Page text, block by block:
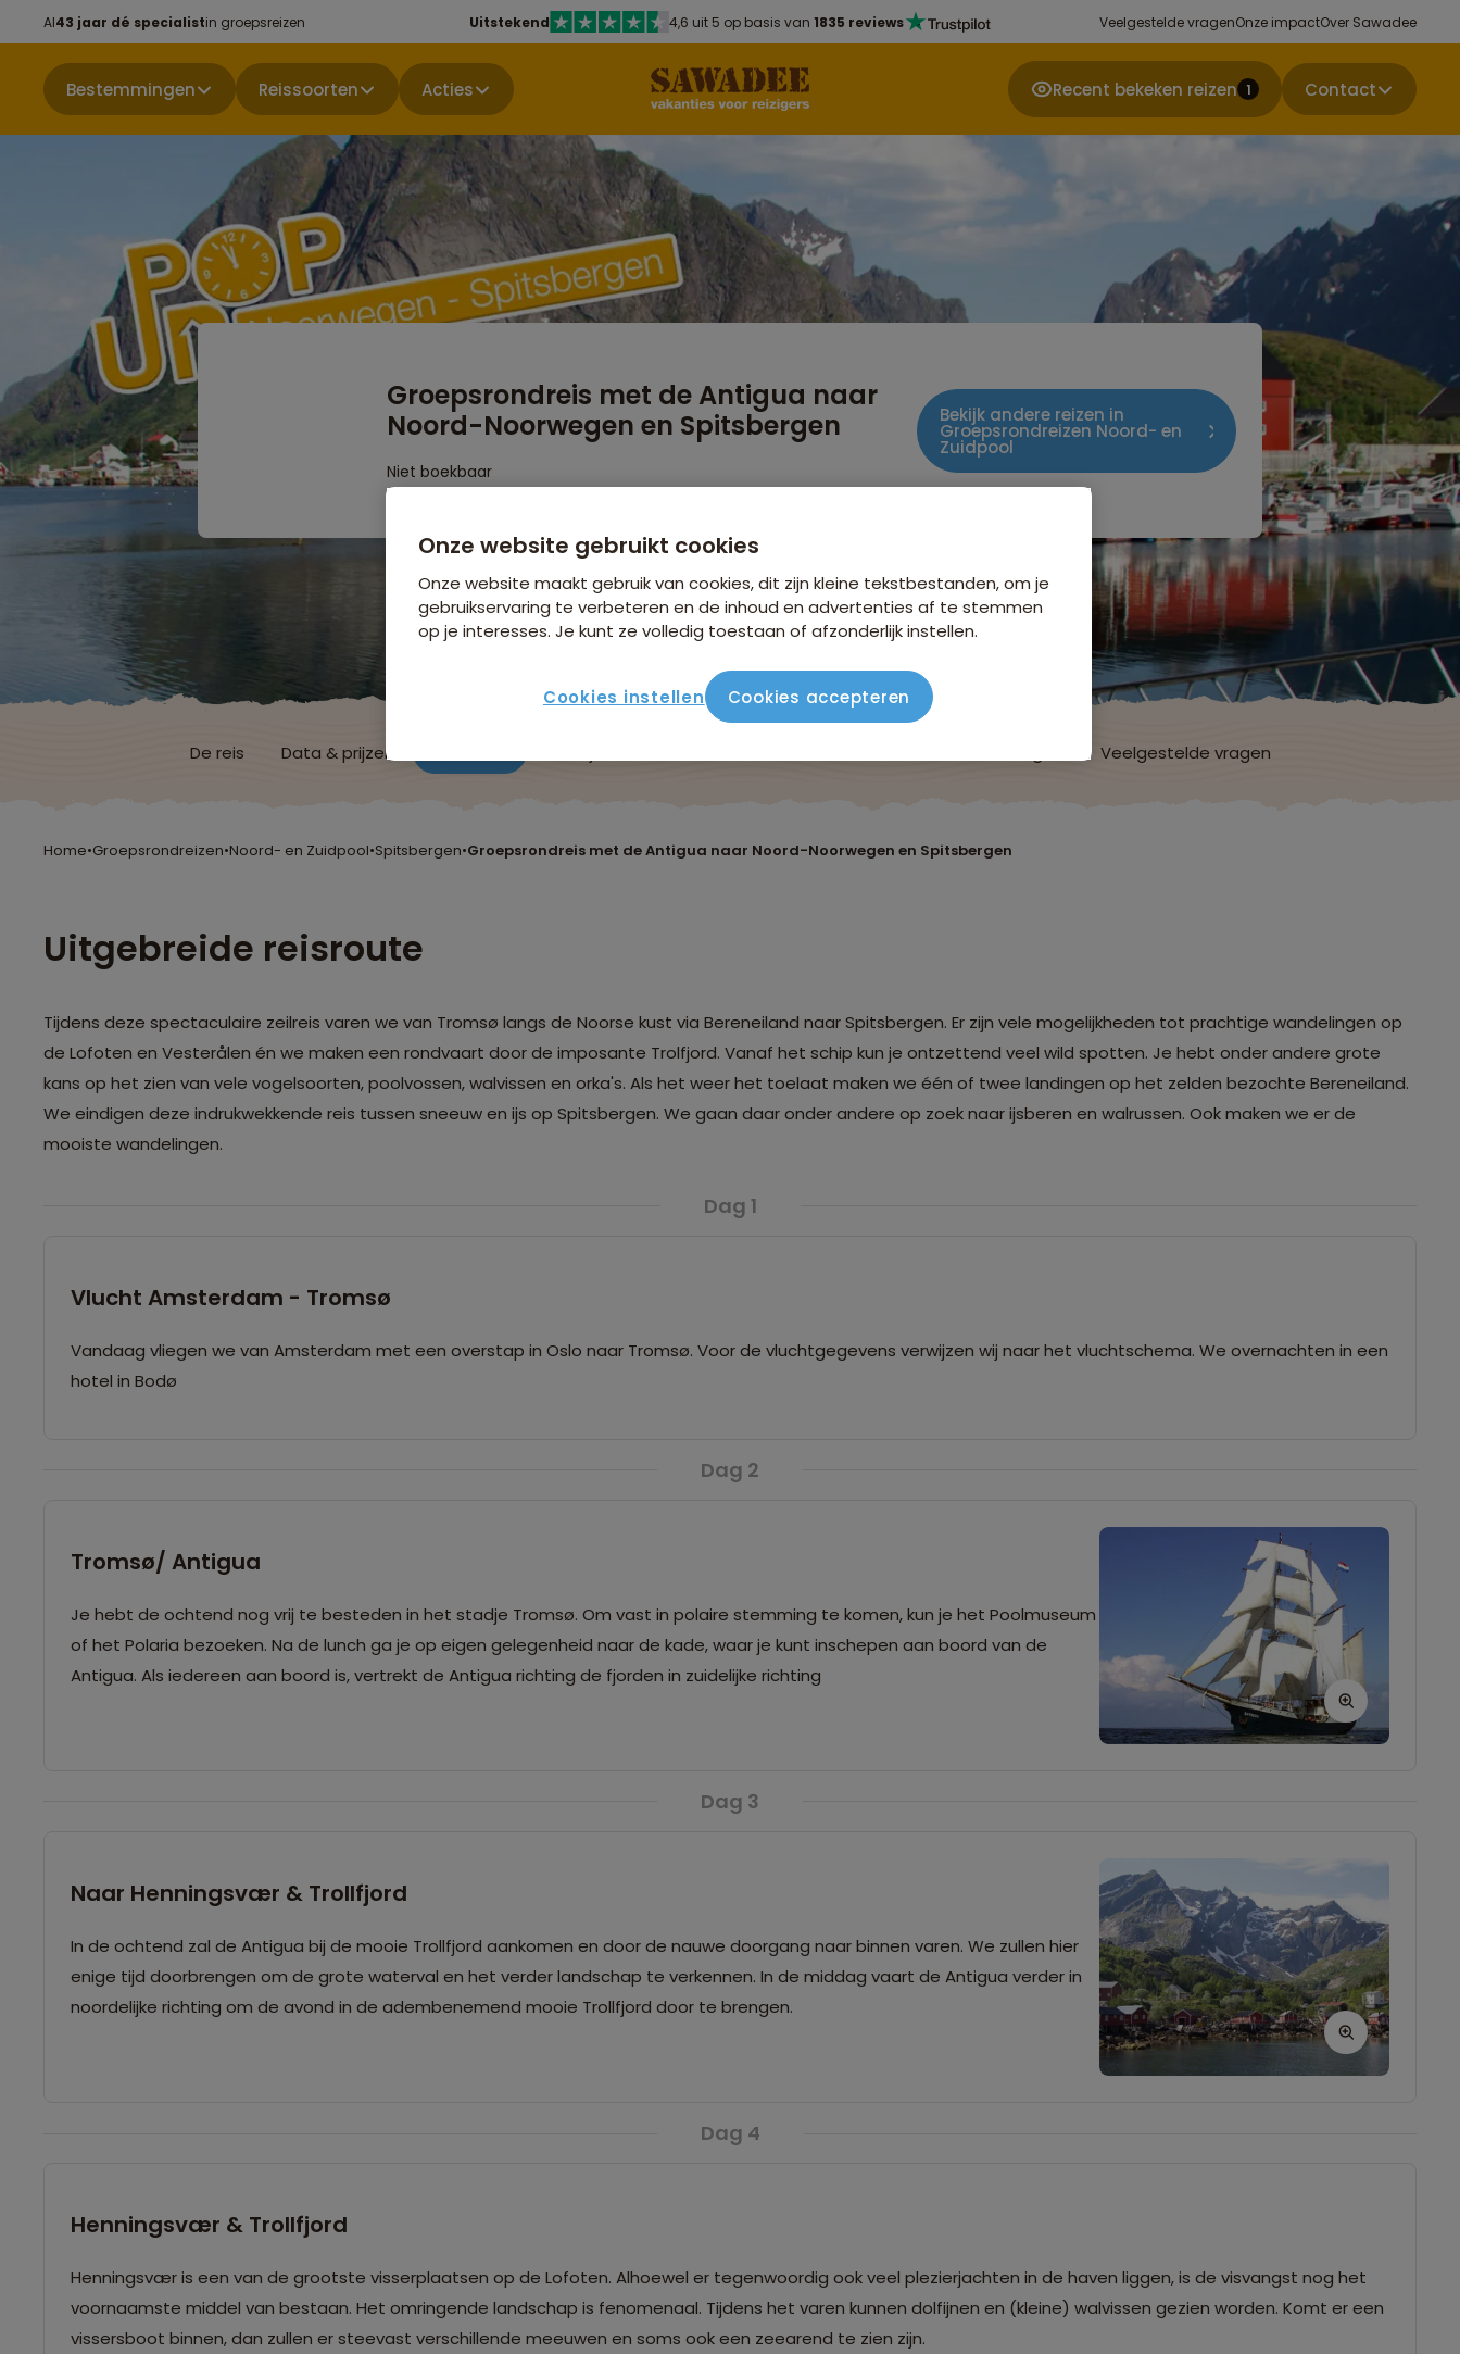
Al43 jaar dé specialistin groepsreizen Uitstekend 4,6 uit 5 op basis van 1835 reviews Veelgestelde vragenOnze impactOver Sawadee
Bestemmingen Reissoorten Acties Recent bekeken reizen 1 Contact
Groepsrondreis met de Antigua naar
Noord-Noorwegen en Spitsbergen
Niet boekbaar
Bekijk andere reizen in
Groepsrondreizen Noord- en
Zuidpool
De reis Data & prijzen Veelgestelde vragen
Home•Groepsrondreizen•Noord- en Zuidpool•Spitsbergen•Groepsrondreis met de Antigua naar Noord-Noorwegen en Spitsbergen
Uitgebreide reisroute
Tijdens deze spectaculaire zeilreis varen we van Tromsø langs de Noorse kust via Bereneiland naar Spitsbergen. Er zijn vele mogelijkheden tot prachtige wandelingen op
de Lofoten en Vesterålen én we maken een rondvaart door de imposante Trolfjord. Vanaf het schip kun je ontzettend veel wild spotten. Je hebt onder andere grote
kans op het zien van vele vogelsoorten, poolvossen, walvissen en orka's. Als het weer het toelaat maken we één of twee landingen op het zelden bezochte Bereneiland.
We eindigen deze indrukwekkende reis tussen sneeuw en ijs op Spitsbergen. We gaan daar onder andere op zoek naar ijsberen en walrussen. Ook maken we er de
mooiste wandelingen.
Dag 1
Vlucht Amsterdam - Tromsø
Vandaag vliegen we van Amsterdam met een overstap in Oslo naar Tromsø. Voor de vluchtgegevens verwijzen wij naar het vluchtschema. We overnachten in een
hotel in Bodø
Dag 2
Tromsø/ Antigua
Je hebt de ochtend nog vrij te besteden in het stadje Tromsø. Om vast in polaire stemming te komen, kun je het Poolmuseum
of het Polaria bezoeken. Na de lunch ga je op eigen gelegenheid naar de kade, waar je kunt inschepen aan boord van de
Antigua. Als iedereen aan boord is, vertrekt de Antigua richting de fjorden in zuidelijke richting
Dag 3
Naar Henningsvær & Trollfjord
In de ochtend zal de Antigua bij de mooie Trollfjord aankomen en door de nauwe doorgang naar binnen varen. We zullen hier
enige tijd doorbrengen om de grote waterval en het verder landschap te verkennen. In de middag vaart de Antigua verder in
noordelijke richting om de avond in de adembenemend mooie Trollfjord door te brengen.
Dag 4
Henningsvær & Trollfjord
Henningsvær is een van de grootste visserplaatsen op de Lofoten. Alhoewel er tegenwoordig ook veel plezierjachten in de haven liggen, is de visvangst nog het
voornaamste middel van bestaan. Het omringende landschap is fenomenaal. Tijdens het varen kunnen dolfijnen en (kleine) walvissen gezien worden. Komt er een
vissersboot binnen, dan zullen er steevast verschillende meeuwen en soms ook een zeearend te zien zijn.
Onze website gebruikt cookies
Onze website maakt gebruik van cookies, dit zijn kleine tekstbestanden, om je
gebruikservaring te verbeteren en de inhoud en advertenties af te stemmen
op je interesses. Je kunt ze volledig toestaan of afzonderlijk instellen.
Cookies instellen Cookies accepteren